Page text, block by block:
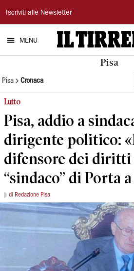
Il
Tirreno
Iscriviti alle Newsletter
MENU
Pisa
Pisa Cronaca
Lutto
Pisa, addio a
dirigente politico:
difensore dei diritti
“sindaco” di Porta
di Redazione Pisa